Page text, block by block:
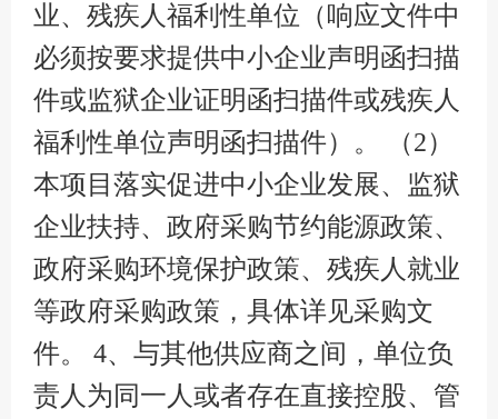
业、残疾人福利性单位（响应文件中
必须按要求提供中小企业声明函扫描
件或监狱企业证明函扫描件或残疾人
福利性单位声明函扫描件）。 （2）
本项目落实促进中小企业发展、监狱
企业扶持、政府采购节约能源政策、
政府采购环境保护政策、残疾人就业
等政府采购政策，具体详见采购文
件。 4、与其他供应商之间，单位负
责人为同一人或者存在直接控股、管